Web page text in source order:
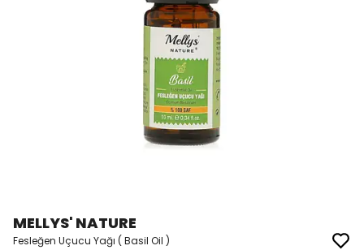
MELLYS' NATURE
Fesleğen Uçucu Yağı ( Basil Oil )